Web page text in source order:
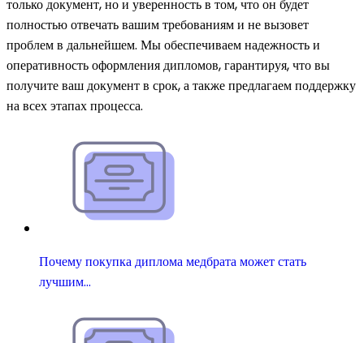
только документ, но и уверенность в том, что он будет
полностью отвечать вашим требованиям и не вызовет
проблем в дальнейшем. Мы обеспечиваем надежность и
оперативность оформления дипломов, гарантируя, что вы
получите ваш документ в срок, а также предлагаем поддержку
на всех этапах процесса.
Почему покупка диплома медбрата может стать
лучшим…